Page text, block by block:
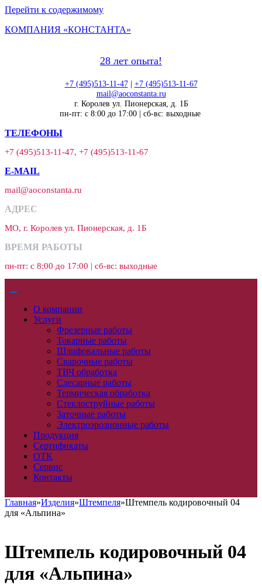
Перейти к содержимому
КОМПАНИЯ «КОНСТАНТА»
28 лет опыта!
+7 (495)513-11-47| +7 (495)513-11-67
mail@aoconstanta.ru
г. Королев ул. Пионерская, д. 1Б
пн-пт: с 8:00 до 17:00 | сб-вс: выходные
ТЕЛЕФОНЫ
+7 (495)513-11-47, +7 (495)513-11-67
E-MAIL
mail@aoconstanta.ru
АДРЕС
МО, г. Королев ул. Пионерская, д. 1Б
ВРЕМЯ РАБОТЫ
пн-пт: с 8:00 до 17:00 | сб-вс: выходные
О компании
Услуги
Фрезерные работы
Токарные работы
Шлифовальные работы
Сварочные работы
ТВЧ обработка
Слесарные работы
Термическая обработка
Стеклоструйные работы
Заточные работы
Электроэрозионные работы
Продукция
Сертификаты
ОТК
Сервис
Контакты
Главная»Изделия»Штемпеля»Штемпель кодировочный 04
для «Альпина»
Штемпель кодировочный 04
для «Альпина»